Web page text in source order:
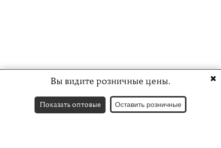
Вы видите розничные цены.
Показать оптовые Оставить розничные